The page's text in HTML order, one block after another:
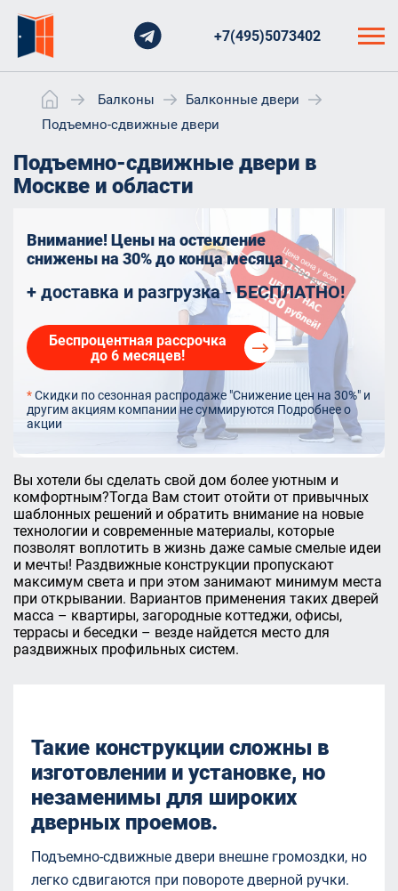
+7(495)5073402
Балконы
Балконные двери
Подъемно-сдвижные двери
Подъемно-сдвижные двери в
Москве и области
Внимание! Цены на остекление
снижены на 30%до конца месяца
+ доставка и разгрузка - БЕСПЛАТНО!
Беспроцентная рассрочка
до 6 месяцев!
*Скидки по сезонная распродаже "Снижение цен на 30%" и
другим акциям компании не суммируются Подробнее о
акции
Вы хотели бы сделать свой дом более уютным и
комфортным?Тогда Вам стоит отойти от привычных
шаблонных решений и обратить внимание на новые
технологии и современные материалы, которые
позволят воплотить в жизнь даже самые смелые идеи
и мечты! Раздвижные конструкции пропускают
максимум света и при этом занимают минимум места
при открывании. Вариантов применения таких дверей
масса – квартиры, загородные коттеджи, офисы,
террасы и беседки – везде найдется место для
раздвижных профильных систем.
Такие конструкции сложны в
изготовлении и установке, но
незаменимы для широких
дверных проемов.
Подъемно-сдвижные двери внешне громоздки, но
легко сдвигаются при повороте дверной ручки.